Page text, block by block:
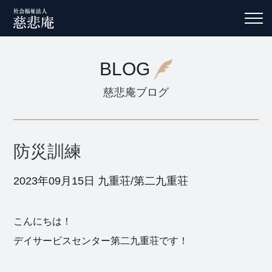
BLOG
慈悲庵ブログ
防災訓練
2023年09月15日 九重荘/第二九重荘
こんにちは！
デイサービスセンター第二九重荘です！